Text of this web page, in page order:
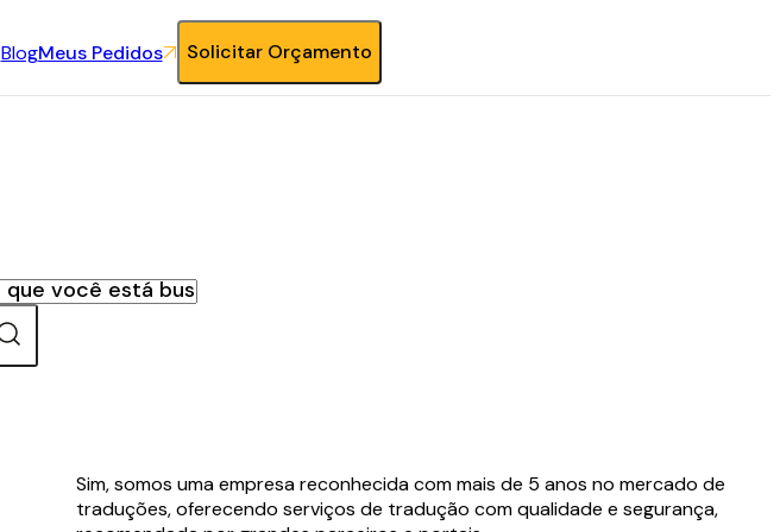
BlogMeus Pedidos Solicitar Orçamento
Sim, somos uma empresa reconhecida com mais de 5 anos no mercado de
traduções, oferecendo serviços de tradução com qualidade e segurança,